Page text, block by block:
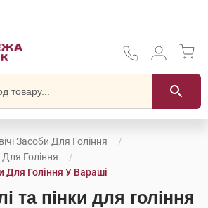
Засоби Для Гоління
Для Гоління
Для Гоління У Вараші
та пінки для гоління